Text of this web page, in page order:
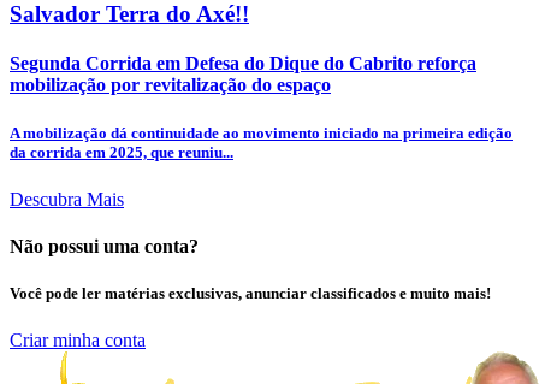
Salvador Terra do Axé!!
Segunda Corrida em Defesa do Dique do Cabrito reforça
mobilização por revitalização do espaço
A mobilização dá continuidade ao movimento iniciado na primeira edição
da corrida em 2025, que reuniu...
Descubra Mais
Não possui uma conta?
Você pode ler matérias exclusivas, anunciar classificados e muito mais!
Criar minha conta